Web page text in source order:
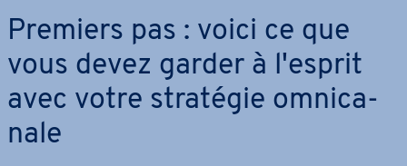
Premiers pas : voici ce que
vous devez garder à l'esprit
avec votre stratégie om­ni­ca­
nale